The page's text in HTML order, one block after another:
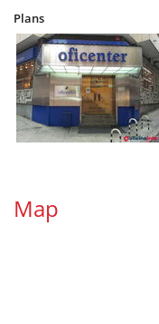
Plans
Map